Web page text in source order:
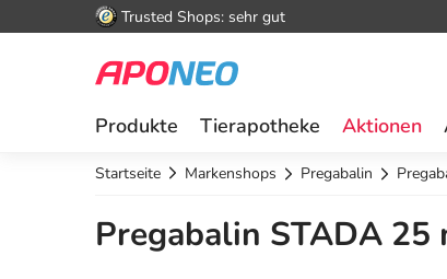
Trusted Shops: sehr gut
Produkte Tierapotheke Aktionen
Startseite Markenshops Pregabalin
Pregabalin STADA